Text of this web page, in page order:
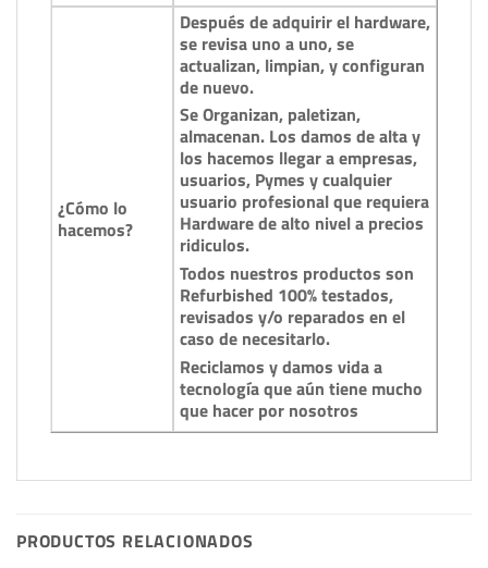
¿Cómo lo
hacemos?
Después de adquirir el hardware,
se revisa uno a uno, se
actualizan, limpian, y configuran
de nuevo.
Se Organizan, paletizan,
almacenan. Los damos de alta y
los hacemos llegar a empresas,
usuarios, Pymes y cualquier
usuario profesional que requiera
Hardware de alto nivel a precios
ridiculos.
Todos nuestros productos son
Refurbished 100% testados,
revisados y/o reparados en el
caso de necesitarlo.
Reciclamos y damos vida a
tecnología que aún tiene mucho
que hacer por nosotros
PRODUCTOS RELACIONADOS